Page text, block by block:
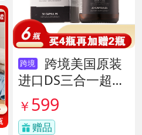
跨境
跨境美国原装
进口DS三合一超级
酶 货号138497
￥ 599
赠品